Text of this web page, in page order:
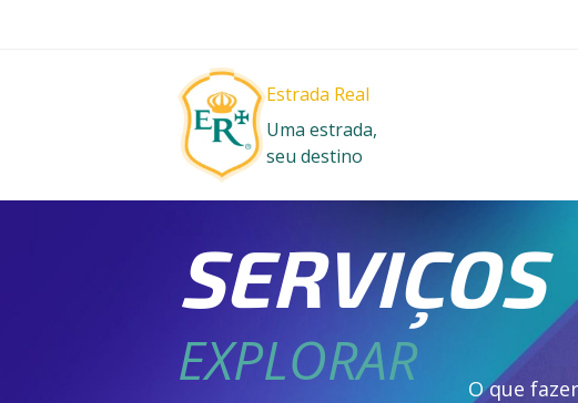
Estrada Real
Uma estrada,
seu destino
SERVIÇOS
EXPLORAR O que fazer